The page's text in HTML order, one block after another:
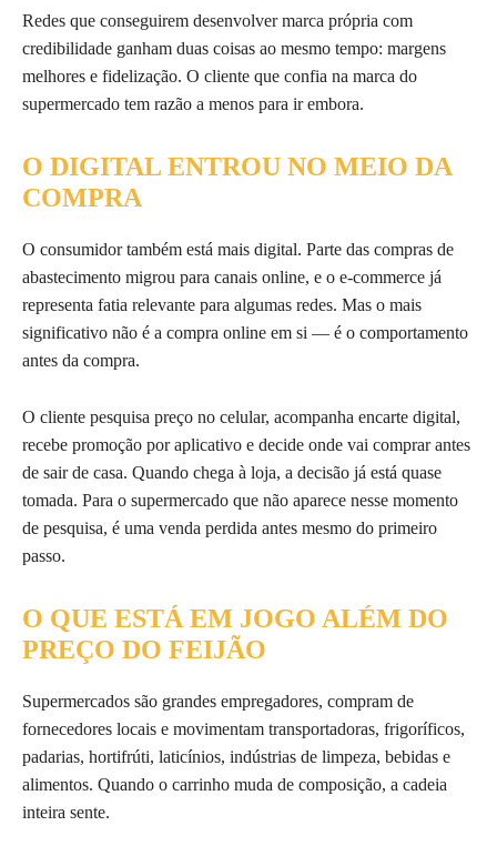
Redes que conseguirem desenvolver marca própria com
credibilidade ganham duas coisas ao mesmo tempo: margens
melhores e fidelização. O cliente que confia na marca do
supermercado tem razão a menos para ir embora.
O DIGITAL ENTROU NO MEIO DA
COMPRA
O consumidor também está mais digital. Parte das compras de
abastecimento migrou para canais online, e o e-commerce já
representa fatia relevante para algumas redes. Mas o mais
significativo não é a compra online em si — é o comportamento
antes da compra.
O cliente pesquisa preço no celular, acompanha encarte digital,
recebe promoção por aplicativo e decide onde vai comprar antes
de sair de casa. Quando chega à loja, a decisão já está quase
tomada. Para o supermercado que não aparece nesse momento
de pesquisa, é uma venda perdida antes mesmo do primeiro
passo.
O QUE ESTÁ EM JOGO ALÉM DO
PREÇO DO FEIJÃO
Supermercados são grandes empregadores, compram de
fornecedores locais e movimentam transportadoras, frigoríficos,
padarias, hortifrúti, laticínios, indústrias de limpeza, bebidas e
alimentos. Quando o carrinho muda de composição, a cadeia
inteira sente.